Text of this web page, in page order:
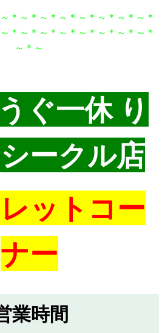
＊～＊～＊～＊～＊～＊～＊～＊
＊～＊～＊～＊～＊～＊～＊～＊
～＊～
ぐ一休 り
ークル店
ットコー
ナー
業時間